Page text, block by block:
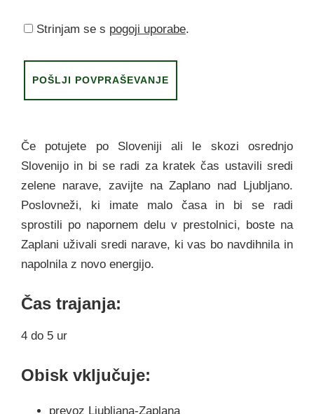
Strinjam se s pogoji uporabe.
Če potujete po Sloveniji ali le skozi osrednjo
Slovenijo in bi se radi za kratek čas ustavili sredi
zelene narave, zavijte na Zaplano nad Ljubljano.
Poslovneži, ki imate malo časa in bi se radi
sprostili po napornem delu v prestolnici, boste na
Zaplani uživali sredi narave, ki vas bo navdihnila in
napolnila z novo energijo.
Čas trajanja:
4 do 5 ur
Obisk vključuje:
prevoz Ljubljana-Zaplana